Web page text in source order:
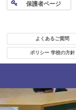
保護者ページ
よくあるご質問
ポリシー 学校の方針